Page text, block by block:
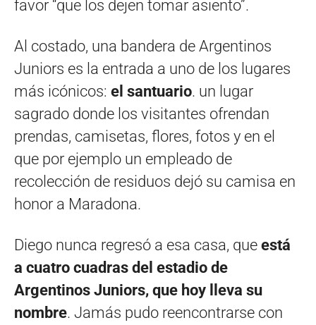
favor “que los dejen tomar asiento”.
Al costado, una bandera de Argentinos
Juniors es la entrada a uno de los lugares
más icónicos: el santuario. un lugar
sagrado donde los visitantes ofrendan
prendas, camisetas, flores, fotos y en el
que por ejemplo un empleado de
recolección de residuos dejó su camisa en
honor a Maradona.
Diego nunca regresó a esa casa, que está
a cuatro cuadras del estadio de
Argentinos Juniors, que hoy lleva su
nombre. Jamás pudo reencontrarse con